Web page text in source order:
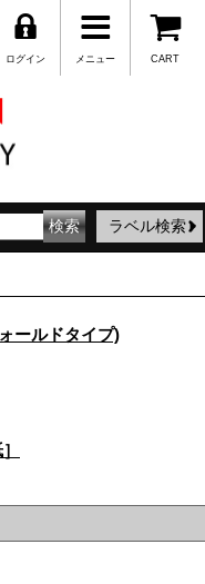
CART
メニュー
ログイン
ラベル検索
ールドタイプ)